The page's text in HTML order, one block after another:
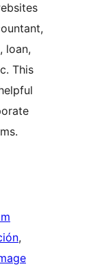
loan,
This